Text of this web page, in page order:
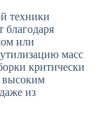
техники
благодаря
или
масс
критически
высоким
из